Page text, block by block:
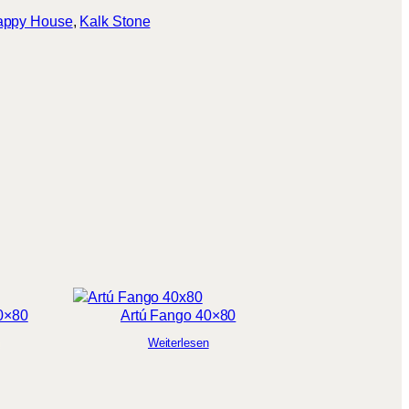
House, Kalk Stone
Artú Fango 40×80
Weiterlesen